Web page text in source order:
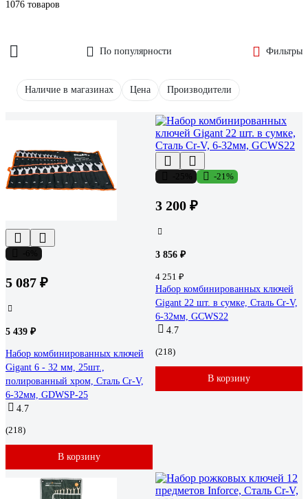
1076 товаров
По популярности Фильтры
Наличие в магазинах Цена Производители
5 087 ₽
5 439 ₽
Набор комбинированных ключей
Gigant 6 - 32 мм, 25шт.,
полированный хром, Сталь Cr-V,
6-32мм, GDWSP-25
4.7
(218)
В корзину
-21%
3 200 ₽
3 856 ₽
4 251 ₽
Набор комбинированных ключей
Gigant 22 шт. в сумке, Сталь Cr-V,
6-32мм, GCWS22
4.7
(218)
В корзину